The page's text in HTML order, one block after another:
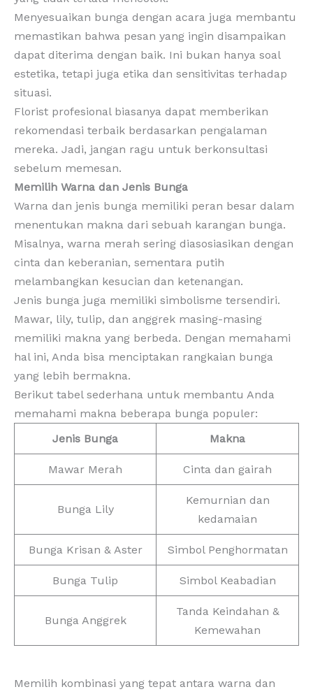
Menyesuaikan bunga dengan acara juga membantu
memastikan bahwa pesan yang ingin disampaikan
dapat diterima dengan baik. Ini bukan hanya soal
estetika, tetapi juga etika dan sensitivitas terhadap
situasi.
Florist profesional biasanya dapat memberikan
rekomendasi terbaik berdasarkan pengalaman
mereka. Jadi, jangan ragu untuk berkonsultasi
sebelum memesan.
Memilih Warna dan Jenis Bunga
Warna dan jenis bunga memiliki peran besar dalam
menentukan makna dari sebuah karangan bunga.
Misalnya, warna merah sering diasosiasikan dengan
cinta dan keberanian, sementara putih
melambangkan kesucian dan ketenangan.
Jenis bunga juga memiliki simbolisme tersendiri.
Mawar, lily, tulip, dan anggrek masing-masing
memiliki makna yang berbeda. Dengan memahami
hal ini, Anda bisa menciptakan rangkaian bunga
yang lebih bermakna.
Berikut tabel sederhana untuk membantu Anda
memahami makna beberapa bunga populer:
Jenis Bunga
Makna
Mawar Merah Cinta dan gairah
Bunga Lily
Kemurnian dan
kedamaian
Bunga Krisan & Aster Simbol Penghormatan
Bunga Tulip Simbol Keabadian
Bunga Anggrek
Tanda Keindahan &
Kemewahan
Memilih kombinasi yang tepat antara warna dan